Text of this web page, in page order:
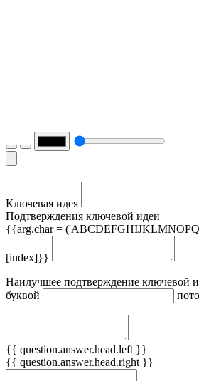
Ключевая идея
Подтверждения ключевой идеи
{{arg.char =
[index]}}
Наилучшее подтверждение ключевой
буквой
{{ question.answer.head.left }}
{{ question.answer.head.right }}